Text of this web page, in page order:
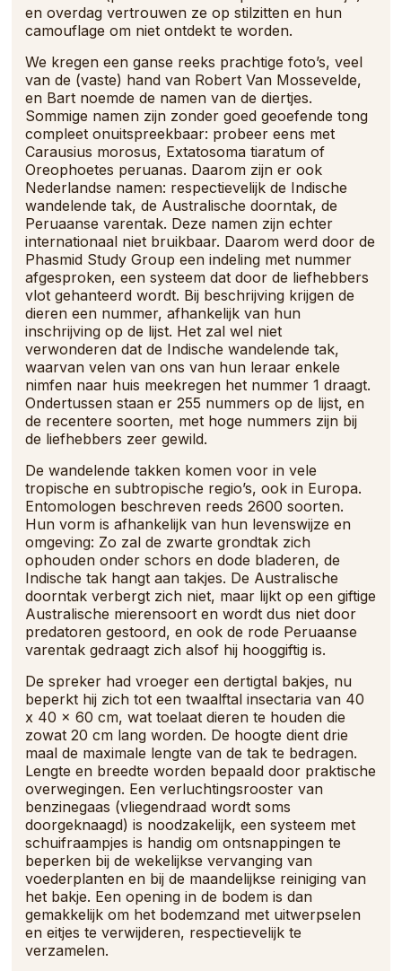
en overdag vertrouwen ze op stilzitten en hun
camouflage om niet ontdekt te worden.
We kregen een ganse reeks prachtige foto’s, veel
van de (vaste) hand van Robert Van Mossevelde,
en Bart noemde de namen van de diertjes.
Sommige namen zijn zonder goed geoefende tong
compleet onuitspreekbaar: probeer eens met
Carausius morosus, Extatosoma tiaratum of
Oreophoetes peruanas. Daarom zijn er ook
Nederlandse namen: respectievelijk de Indische
wandelende tak, de Australische doorntak, de
Peruaanse varentak. Deze namen zijn echter
internationaal niet bruikbaar. Daarom werd door de
Phasmid Study Group een indeling met nummer
afgesproken, een systeem dat door de liefhebbers
vlot gehanteerd wordt. Bij beschrijving krijgen de
dieren een nummer, afhankelijk van hun
inschrijving op de lijst. Het zal wel niet
verwonderen dat de Indische wandelende tak,
waarvan velen van ons van hun leraar enkele
nimfen naar huis meekregen het nummer 1 draagt.
Ondertussen staan er 255 nummers op de lijst, en
de recentere soorten, met hoge nummers zijn bij
de liefhebbers zeer gewild.
De wandelende takken komen voor in vele
tropische en subtropische regio’s, ook in Europa.
Entomologen beschreven reeds 2600 soorten.
Hun vorm is afhankelijk van hun levenswijze en
omgeving: Zo zal de zwarte grondtak zich
ophouden onder schors en dode bladeren, de
Indische tak hangt aan takjes. De Australische
doorntak verbergt zich niet, maar lijkt op een giftige
Australische mierensoort en wordt dus niet door
predatoren gestoord, en ook de rode Peruaanse
varentak gedraagt zich alsof hij hooggiftig is.
De spreker had vroeger een dertigtal bakjes, nu
beperkt hij zich tot een twaalftal insectaria van 40
x 40 x 60 cm, wat toelaat dieren te houden die
zowat 20 cm lang worden. De hoogte dient drie
maal de maximale lengte van de tak te bedragen.
Lengte en breedte worden bepaald door praktische
overwegingen. Een verluchtingsrooster van
benzinegaas (vliegendraad wordt soms
doorgeknaagd) is noodzakelijk, een systeem met
schuifraampjes is handig om ontsnappingen te
beperken bij de wekelijkse vervanging van
voederplanten en bij de maandelijkse reiniging van
het bakje. Een opening in de bodem is dan
gemakkelijk om het bodemzand met uitwerpselen
en eitjes te verwijderen, respectievelijk te
verzamelen.